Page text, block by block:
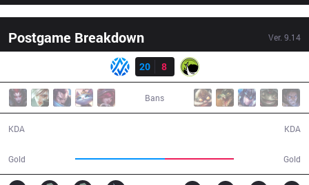
Postgame Breakdown Ver. 9.14
20
8
Bans
KDA
Gold Gold
KDA